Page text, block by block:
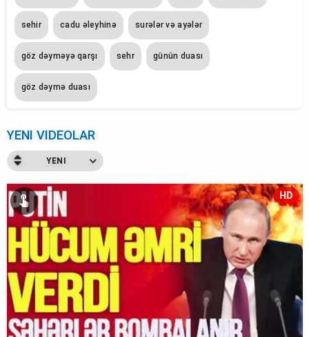
sehi̇r cadu əleyhi̇nə surələr və ayələr
göz dəyməyə qarşı sehr günün duası
göz dəymə duası
YENI VIDEOLAR
YENI
HD